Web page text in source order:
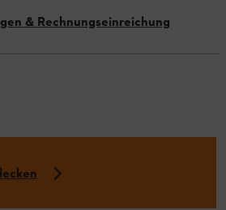
& Rechnungseinreichung